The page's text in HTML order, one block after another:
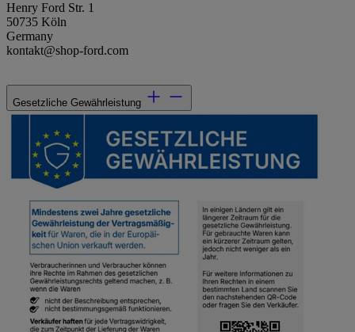
Henry Ford Str. 1
50735 Köln
Germany
kontakt@shop-ford.com
Gesetzliche Gewährleistung